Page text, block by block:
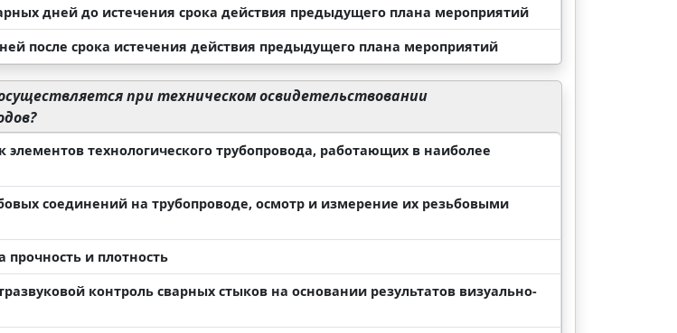
дней до истечения срока действия предыдущего плана мероприятий
после срока истечения действия предыдущего плана мероприятий
при техническом освидетельствовании
технологического трубопровода, работающих в наиболее
соединений на трубопроводе, осмотр и измерение их резьбовыми
и плотность
контроль сварных стыков на основании результатов визуально-